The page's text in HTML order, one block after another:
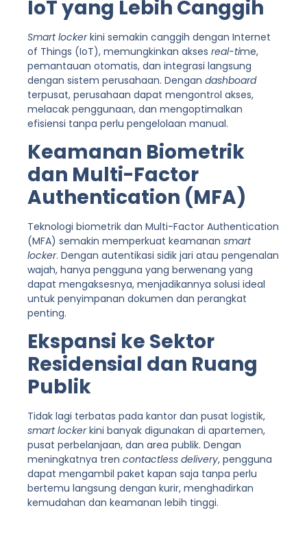
IoT yang Lebih Canggih
Smart lockerkini semakin canggih dengan Internet
of Things (IoT), memungkinkan aksesreal-time,
pemantauan otomatis, dan integrasi langsung
dengan sistem perusahaan. Dengandashboard
terpusat, perusahaan dapat mengontrol akses,
melacak penggunaan, dan mengoptimalkan
efisiensi tanpa perlu pengelolaan manual.
Keamanan Biometrik
dan Multi-Factor
Authentication (MFA)
Teknologi biometrik dan Multi-Factor Authentication
(MFA) semakin memperkuat keamanansmart
locker. Dengan autentikasi sidik jari atau pengenalan
wajah, hanya pengguna yang berwenang yang
dapat mengaksesnya, menjadikannya solusi ideal
untuk penyimpanan dokumen dan perangkat
penting.
Ekspansi ke Sektor
Residensial dan Ruang
Publik
Tidak lagi terbatas pada kantor dan pusat logistik,
smart lockerkini banyak digunakan di apartemen,
pusat perbelanjaan, dan area publik. Dengan
meningkatnya trencontactless delivery, pengguna
dapat mengambil paket kapan saja tanpa perlu
bertemu langsung dengan kurir, menghadirkan
kemudahan dan keamanan lebih tinggi.